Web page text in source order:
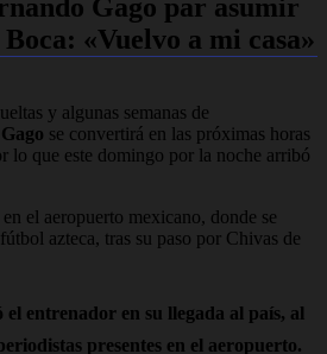
Gago par asumir
«Vuelvo a mi casa»
y algunas semanas de
se convertirá en las próximas horas
lo que este domingo por la noche arribó
el aeropuerto mexicano, donde se
azteca, tras su paso por Chivas de
el entrenador en su llegada al país, al
presentes en el aeropuerto.